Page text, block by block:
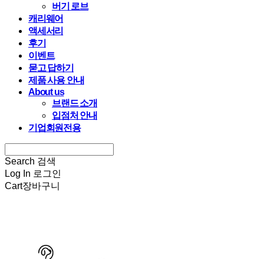
버기 로브
캐리웨어
액세서리
후기
이벤트
묻고 답하기
제품 사용 안내
About us
브랜드 소개
입점처 안내
기업회원전용
Search 검색
Log In 로그인
Cart장바구니